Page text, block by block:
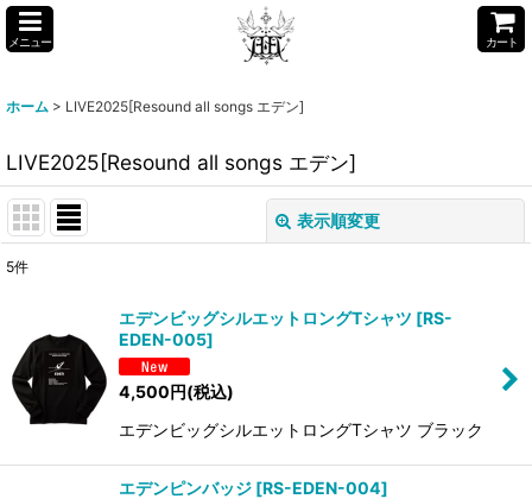
メニュー カート
ホーム > LIVE2025[Resound all songs エデン]
LIVE2025[Resound all songs エデン]
表示順変更
並び順
5件
エデンビッグシルエットロングTシャツ [RS-
EDEN-005]
4,500円(税込)
エデンビッグシルエットロングTシャツ ブラック
エデンピンバッジ [RS-EDEN-004]